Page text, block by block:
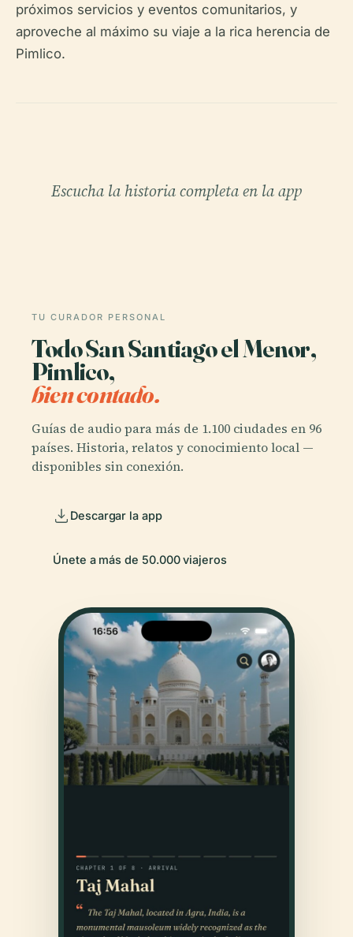
próximos servicios y eventos comunitarios, y
aproveche al máximo su viaje a la rica herencia de
Pimlico.
Escucha la historia completa en la app
TU CURADOR PERSONAL
Todo San Santiago el Menor,
Pimlico,
bien contado.
Guías de audio para más de 1.100 ciudades en 96
países. Historia, relatos y conocimiento local —
disponibles sin conexión.
Descargar la app
Únete a más de 50.000 viajeros